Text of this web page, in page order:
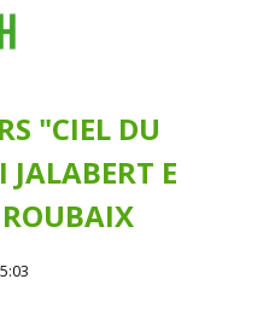
"CIEL DU
E